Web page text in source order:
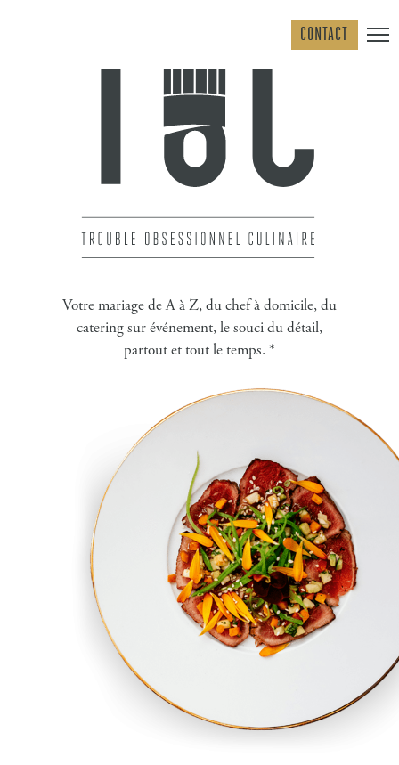
CONTACT
Votre mariage de A à Z, du chef à domicile, du
catering sur événement, le souci du détail,
partout et tout le temps. *